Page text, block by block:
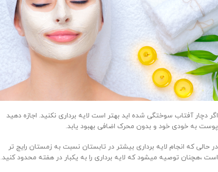
اگر دچار آفتاب سوختگی شده اید بهتر است لایه برداری نکنید. اجازه دهید
پوست به خودی خود و بدون محرک اضافی بهبود یابد.
در حالی که انجام لایه برداری بیشتر در تابستان نسبت به زمستان رایج تر
است ،هچنان توصیه میشود که لایه برداری را به یکبار در هفته محدود کنید.